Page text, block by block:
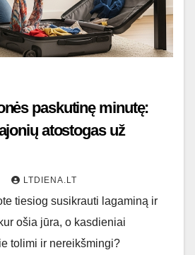
paskutinę minutę:
atostogas už
LTDIENA.LT
tiesiog susikrauti lagaminą ir
ošia jūra, o kasdieniai
tolimi ir nereikšmingi?